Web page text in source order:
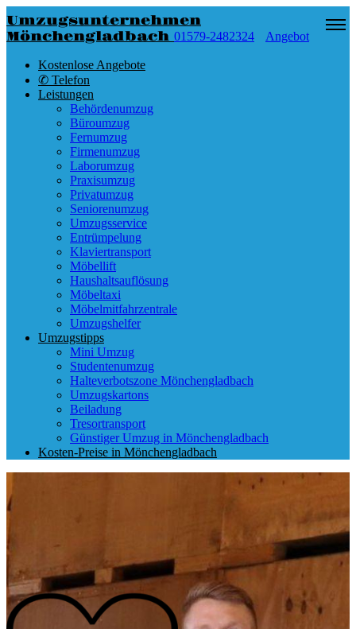
Umzugsunternehmen
Mönchengladbach 01579-2482324 Angebot
Kostenlose Angebote
✆ Telefon
Leistungen
Behördenumzug
Büroumzug
Fernumzug
Firmenumzug
Laborumzug
Praxisumzug
Privatumzug
Seniorenumzug
Umzugsservice
Entrümpelung
Klaviertransport
Möbellift
Haushaltsauflösung
Möbeltaxi
Möbelmitfahrzentrale
Umzugshelfer
Umzugstipps
Mini Umzug
Studentenumzug
Halteverbotszone Mönchengladbach
Umzugskartons
Beiladung
Tresortransport
Günstiger Umzug in Mönchengladbach
Kosten-Preise in Mönchengladbach